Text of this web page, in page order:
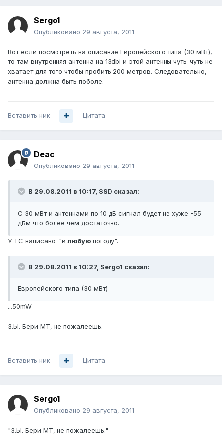
Sergo1
Опубликовано 29 августа, 2011
Вот если посмотреть на описание Европейского типа (30 мВт),
то там внутренняя антенна на 13dbi и этой антенны чуть-чуть не
хватает для того чтобы пробить 200 метров. Следовательно,
антенна должна быть поболе.
Вставить ник Цитата
Deac
Опубликовано 29 августа, 2011
В 29.08.2011 в 10:17, SSD сказал:
С 30 мВт и антеннами по 10 дБ сигнал будет не хуже -55
дБм что более чем достаточно.
У ТС написано: "влюбую погоду".
В 29.08.2011 в 10:27, Sergo1 сказал:
Европейского типа (30 мВт)
...50mW
З.Ы. Бери MT, не пожалеешь.
Вставить ник Цитата
Sergo1
Опубликовано 29 августа, 2011
"З.Ы. Бери MT, не пожалеешь."